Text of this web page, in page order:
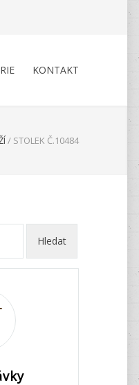
KONTAKT
/ STOLEK Č.10484